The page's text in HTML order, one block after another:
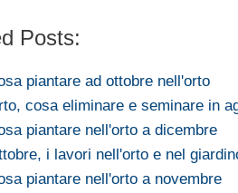
Posts:
piantare ad ottobre nell'orto
cosa eliminare e seminare in
piantare nell'orto a dicembre
i lavori nell'orto e nel
piantare nell'orto a novembre